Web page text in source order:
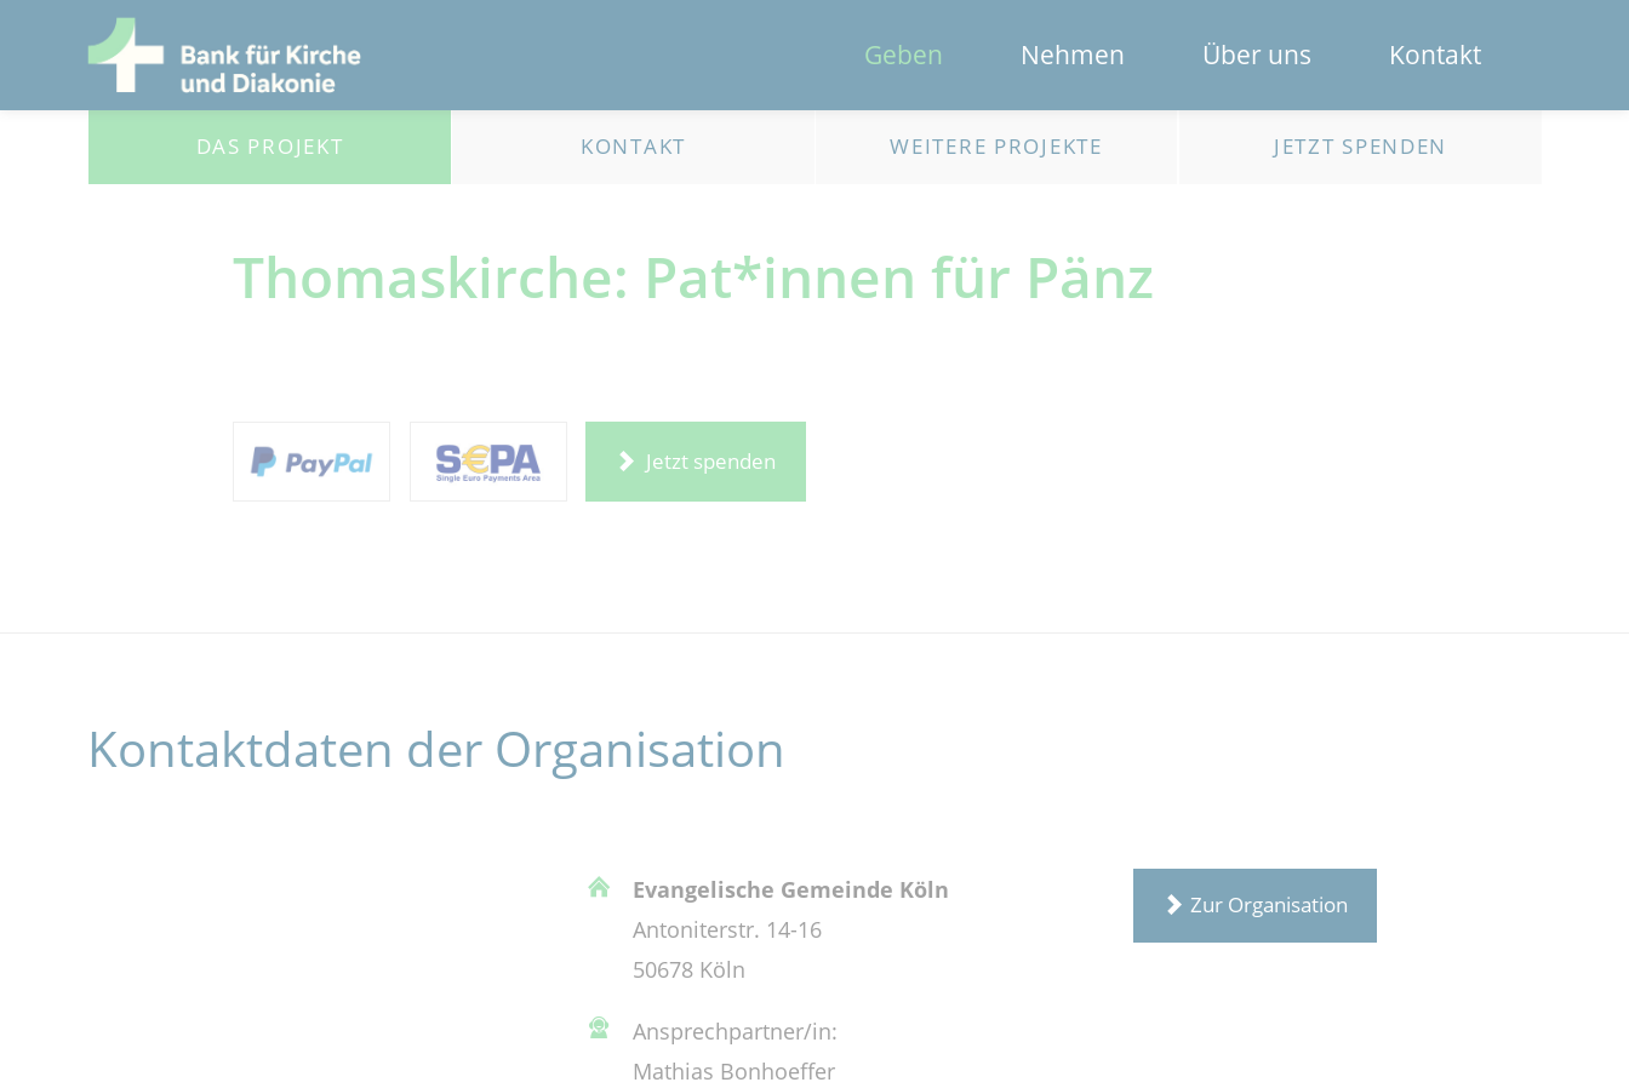
Geben Nehmen Über uns
Das Spendenportal
Kontakt
DAS PROJEKT KONTAKT WEITERE PROJEKTE JETZT SPENDEN
Thomaskirche: Pat*innen für Pänz
Jetzt spenden
Kontaktdaten der Organisation
Evangelische Gemeinde Köln
Antoniterstr. 14-16
50678 Köln
Ansprechpartner/in:
Mathias Bonhoeffer
Zur Organisation